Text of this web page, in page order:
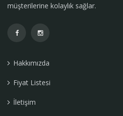
müşterilerine kolaylık sağlar.
Hakkımızda
Fiyat Listesi
İletişim